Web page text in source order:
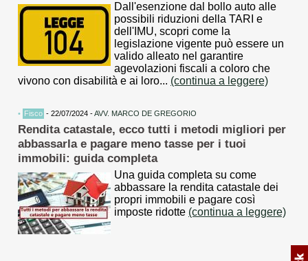
Dall'esenzione dal bollo auto alle
possibili riduzioni della TARI e
dell'IMU, scopri come la
legislazione vigente può essere un
valido alleato nel garantire
agevolazioni fiscali a coloro che
vivono con disabilità e ai loro... (continua a leggere)
• Fisco - 22/07/2024 -AVV. MARCO DE GREGORIO
Rendita catastale, ecco tutti i metodi migliori per
abbassarla e pagare meno tasse per i tuoi
immobili: guida completa
Una guida completa su come
abbassare la rendita catastale dei
propri immobili e pagare così
imposte ridotte (continua a leggere)